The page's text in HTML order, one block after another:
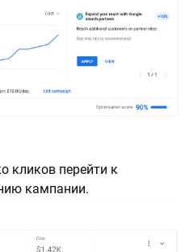
кликов перейти к
кампании.